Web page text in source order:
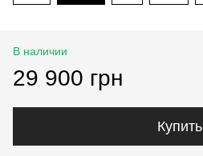
В наличии
29 900 грн
Купить